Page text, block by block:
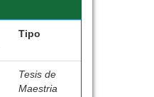
Tipo
Tesis de
Maestria